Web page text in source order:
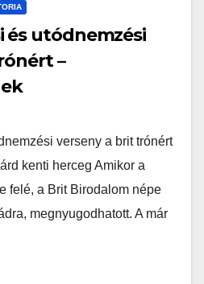
és utódnemzési
–
verseny a brit trónért
kenti herceg Amikor a
felé, a Brit Birodalom népe
megnyugodhatott. A már